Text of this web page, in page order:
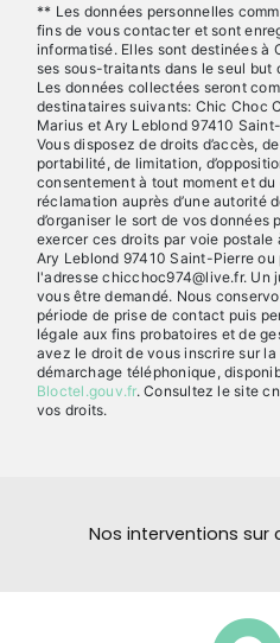
** Les données personnelles
fins de vous contacter et sont
informatisé. Elles sont destinées à
ses sous-traitants dans le seul but
Les données collectées seront
destinataires suivants: Chic Choc
Marius et Ary Leblond 97410
Vous disposez de droits d’accès,
portabilité, de limitation,
consentement à tout moment et du
réclamation auprès d’une autorité
d’organiser le sort de vos données
exercer ces droits par voie postale
Ary Leblond 97410 Saint-Pierre
l'adresse chicchoc974@live.fr.
vous être demandé. Nous
période de prise de contact puis
légale aux fins probatoires et de
avez le droit de vous inscrire sur
démarchage téléphonique,
Bloctel.gouv.fr. Consultez le site
vos droits.
Nos interventions sur